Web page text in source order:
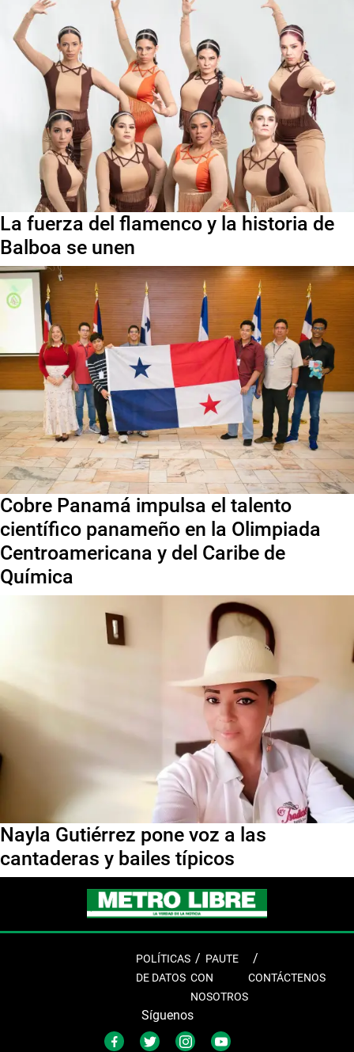
La fuerza del flamenco y la historia de
Balboa se unen
Cobre Panamá impulsa el talento
científico panameño en la Olimpiada
Centroamericana y del Caribe de
Química
Nayla Gutiérrez pone voz a las
cantaderas y bailes típicos
POLÍTICAS
DE DATOS
PAUTE
CON
NOSOTROS
CONTÁCTENOS
Síguenos